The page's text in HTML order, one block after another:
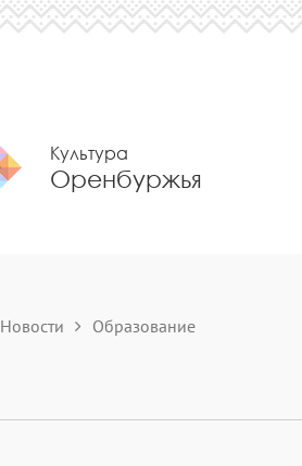
Культура
Оренбуржья
Новости Образование